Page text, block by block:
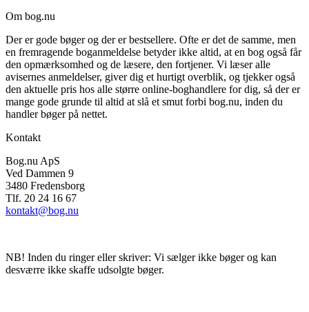
Om bog.nu
Der er gode bøger og der er bestsellere. Ofte er det de samme, men
en fremragende boganmeldelse betyder ikke altid, at en bog også får
den opmærksomhed og de læsere, den fortjener. Vi læser alle
avisernes anmeldelser, giver dig et hurtigt overblik, og tjekker også
den aktuelle pris hos alle større online-boghandlere for dig, så der er
mange gode grunde til altid at slå et smut forbi bog.nu, inden du
handler bøger på nettet.
Kontakt
Bog.nu ApS
Ved Dammen 9
3480 Fredensborg
Tlf. 20 24 16 67
kontakt@bog.nu
NB! Inden du ringer eller skriver: Vi sælger ikke bøger og kan
desværre ikke skaffe udsolgte bøger.